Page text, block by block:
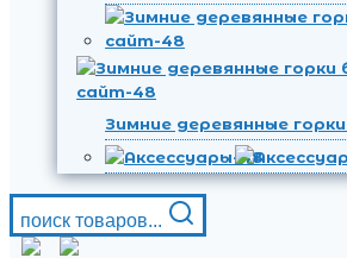
Зимние деревянные
поиск товаров...